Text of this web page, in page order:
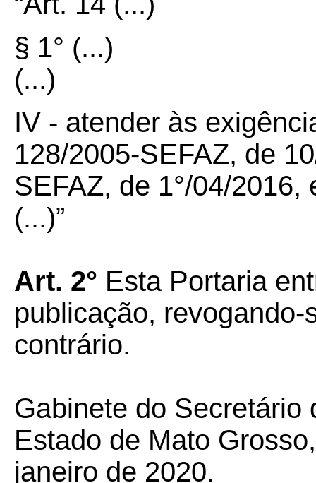
§ 1° (...)
(...)
IV - atender às
128/2005-SEFAZ, de
SEFAZ, de 1°/04/2016,
(...)”
Art. 2° Esta Portaria
publicação,
contrário.
Gabinete do Secretário
Estado de Mato
janeiro de 2020.